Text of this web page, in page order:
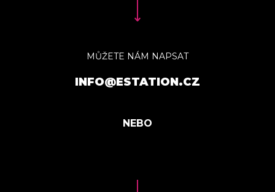
MŮŽETE NÁM NAPSAT
INFO@ESTATION.CZ